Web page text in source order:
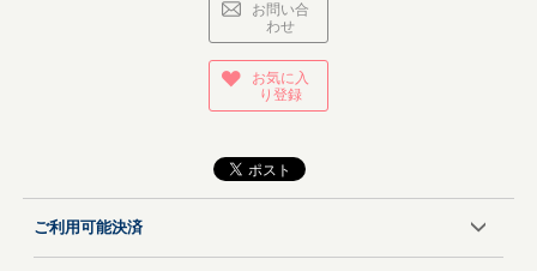
お問い合
わせ
お気に入
り登録
ご利用可能決済